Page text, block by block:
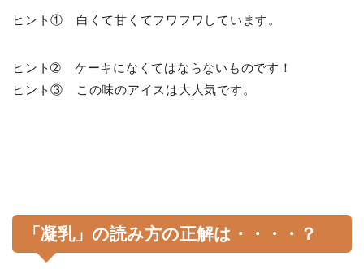
ヒント① 白くて甘くてフワフワしています。
ヒント➁ ケーキになくてはならないものです！
ヒント③ この味のアイスは大人気です。
「凝乳」の読み方の正解は・・・・？